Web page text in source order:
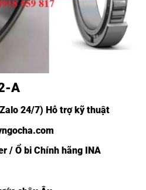
A
24/7) Hỗ trợ kỹ thuật
/ Ổ bi Chính hãng INA